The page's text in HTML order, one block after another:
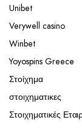
Unibet
Verywell casino
Winbet
Yoyospins Greece
Στοίχημα
στοιχηματικες
Στοιχηματικές